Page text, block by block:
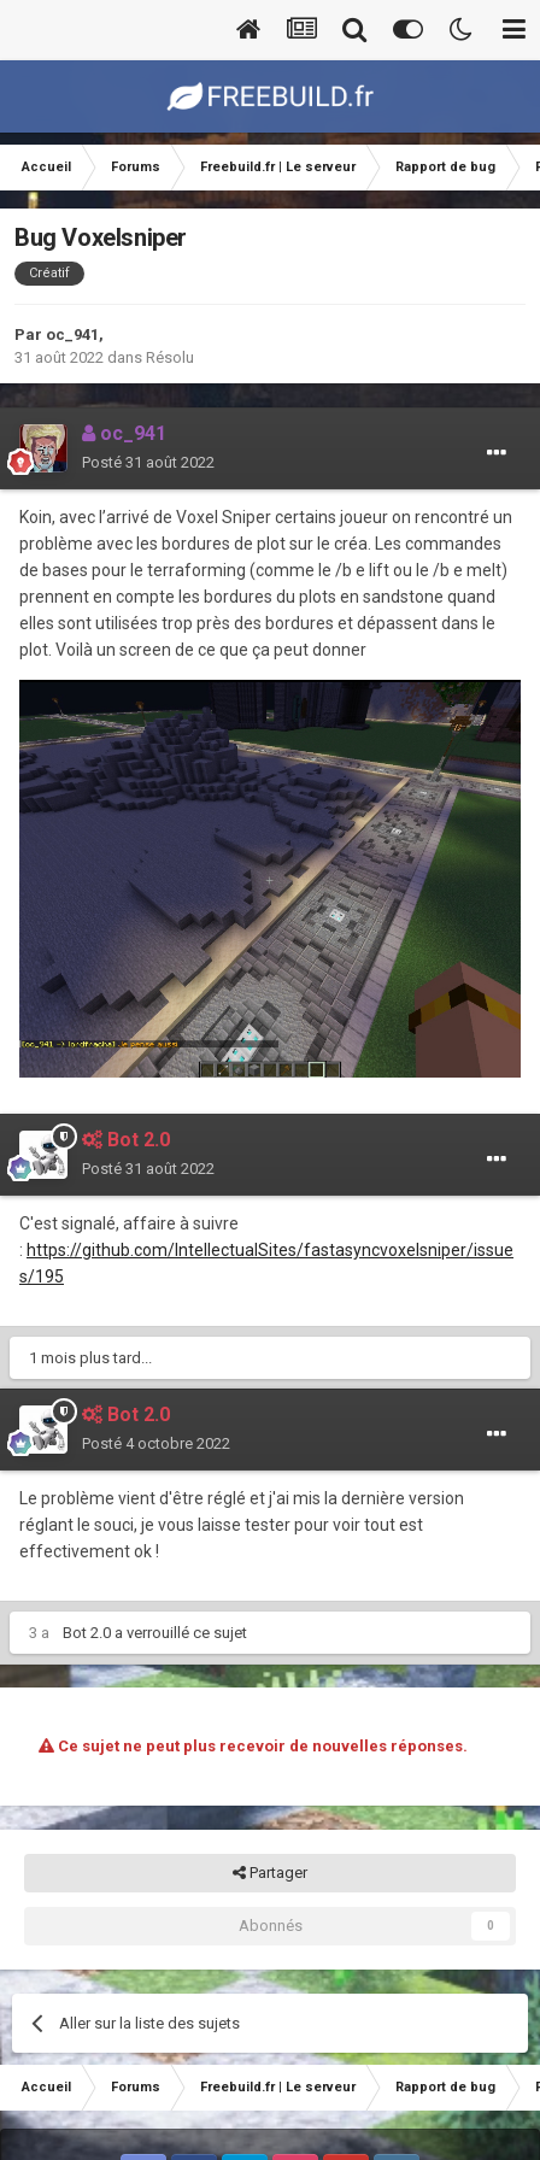
Accueil Forums Freebuild.fr | Le serveur Rapport de bug
Bug Voxelsniper
Créatif
Par oc_941 ,
31 août 2022 dans Résolu
oc_941
Posté 31 août 2022
Koin, avec l’arrivé de Voxel Sniper certains joueur on rencontré un
problème avec les bordures de plot sur le créa. Les commandes
de bases pour le terraforming (comme le /b e lift ou le /b e melt)
prennent en compte les bordures du plots en sandstone quand
elles sont utilisées trop près des bordures et dépassent dans le
plot. Voilà un screen de ce que ça peut donner
Bot 2.0
Posté 31 août 2022
C'est signalé, affaire à suivre
: https://github.com/IntellectualSites/fastasyncvoxelsniper/issue
s/195
1 mois plus tard...
Bot 2.0
Posté 4 octobre 2022
Le problème vient d'être réglé et j'ai mis la dernière version
réglant le souci, je vous laisse tester pour voir tout est
effectivement ok !
3 a Bot 2.0 a verrouillé ce sujet
Ce sujet ne peut plus recevoir de nouvelles réponses.
Partager
Abonnés 0
Aller sur la liste des sujets
Accueil Forums Freebuild.fr | Le serveur Rapport de bug